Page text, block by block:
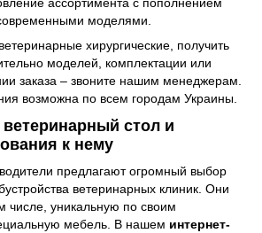
моделями.
хирургические, получить
моделей, комплектации или
заказа – звоните нашим менеджерам.
возможна по всем городам Украины.
стол и
к нему
предлагают огромный выбор
ветеринарных клиник. Они
числе, уникальную по своим
мебель. В нашем интернет-